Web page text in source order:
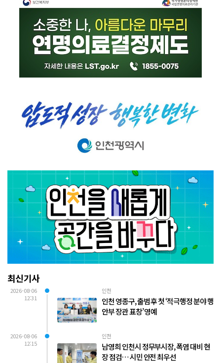
최신기사
2026-08-06
12:31
인천
인천 영종구, 출범 후 첫 ‘적극행정 분야 행
안부 장관 표창’ 영예
2026-08-06
12:15
인천
남영희 인천시 정무부시장, 폭염 대비 현
장 점검… 시민 안전 최우선